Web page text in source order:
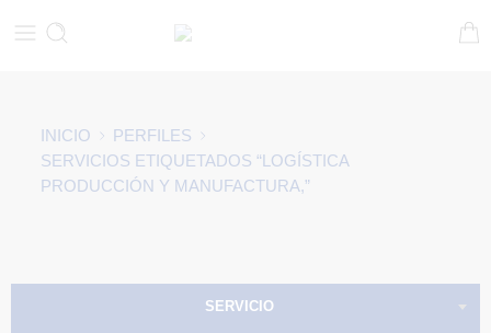
INICIO
PERFILES
SERVICIOS ETIQUETADOS “LOGÍSTICA
PRODUCCIÓN Y MANUFACTURA,”
SERVICIO